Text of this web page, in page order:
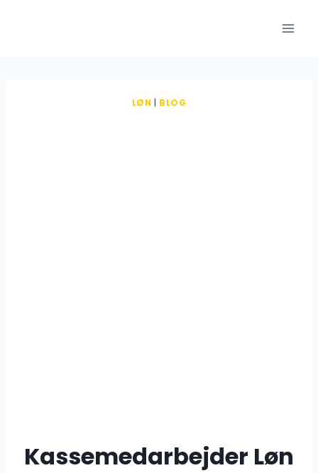
LØN BLOG
Kassemedarbejder Løn